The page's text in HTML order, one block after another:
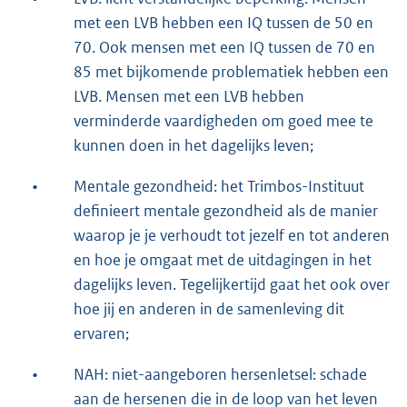
met een LVB hebben een IQ tussen de 50 en
70. Ook mensen met een IQ tussen de 70 en
85 met bijkomende problematiek hebben een
LVB. Mensen met een LVB hebben
verminderde vaardigheden om goed mee te
kunnen doen in het dagelijks leven;
•
Mentale gezondheid: het Trimbos-Instituut
definieert mentale gezondheid als de manier
waarop je je verhoudt tot jezelf en tot anderen
en hoe je omgaat met de uitdagingen in het
dagelijks leven. Tegelijkertijd gaat het ook over
hoe jij en anderen in de samenleving dit
ervaren;
•
NAH: niet-aangeboren hersenletsel: schade
aan de hersenen die in de loop van het leven